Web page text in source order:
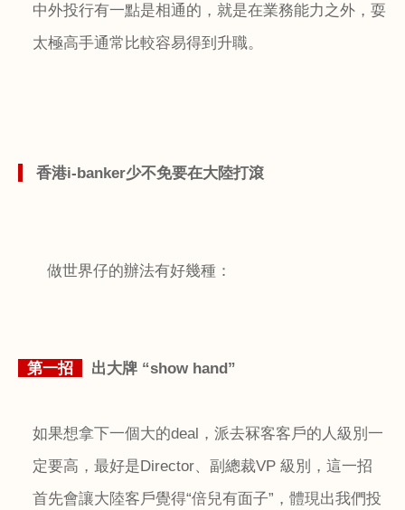
中外投行有一點是相通的，就是在業務能力之外，耍
太極高手通常比較容易得到升職。
香港i-banker少不免要在大陸打滾
做世界仔的辦法有好幾種：
第一招 出大牌 “show hand”
如果想拿下一個大的deal ，派去冧客客戶的人級別一
定要高，最好是Director、副總裁VP 級別，這一招
首先會讓大陸客戶覺得“倍兒有面子”，體現出我們投